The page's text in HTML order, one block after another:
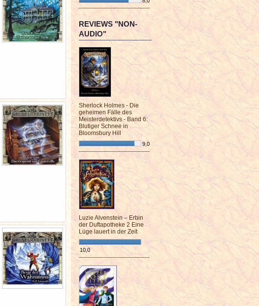
¯¯¯¯¯¯¯¯¯¯¯¯¯¯¯¯¯¯¯¯¯¯¯¯
REVIEWS "NON-
AUDIO"
Sherlock Holmes - Die
geheimen Fälle des
Meisterdetektivs - Band 6:
Blutiger Schnee in
Bloomsbury Hill
9,0
¯¯¯¯¯¯¯¯¯¯¯¯¯¯¯¯¯¯¯¯¯¯¯¯
Luzie Alvenstein – Erbin
der Duftapotheke 2 Eine
Lüge lauert in der Zeit
10,0
¯¯¯¯¯¯¯¯¯¯¯¯¯¯¯¯¯¯¯¯¯¯¯¯